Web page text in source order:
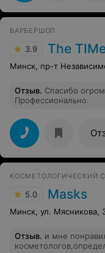
БАРБЕРШОП
3.9 The
Минск, пр-т
Отзыв. Спасибо
Профессионально.
КОСМЕТОЛОГИЧЕСКИЙ
5.0 Masks
Минск, ул. Мясникова,
Отзыв. и мне